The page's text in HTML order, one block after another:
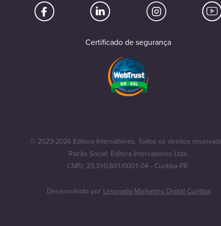
Certificado de segurança
© 2023-2026 Editora Intersaberes. Todos os direitos
Razão Social: Editora Intersaberes Ltda.
CNPJ: 23.310.601/0001-04 - Curitiba-PR.
Desenvolvido porLimonada Marketing Digital Curitiba